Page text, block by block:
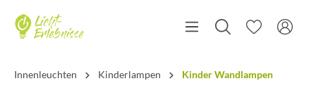
Innenleuchten Kinderlampen Kinder Wandlampen